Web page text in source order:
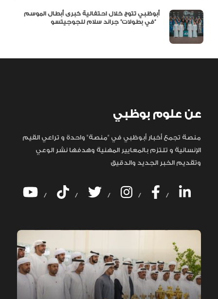
أبوظبي تتوج خلال احتفالية كبرى أبطال الموسم
في بطولات” جراند سلام للجوجيتسو”
عن علوم بوظبي
منصة تجمع أخبار أبوظبي في "منصة" واحدة و تراعي القيم
الإنسانية و تلتزم بالمعايير المهنية وهدفها نشر الوعي
وتقديم الخبر الجديد والدقيق
/ / / / /